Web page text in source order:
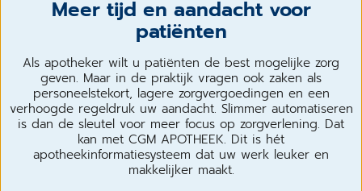
Meer tijd en aandacht voor
patiënten
Als apotheker wilt u patiënten de best mogelijke zorg
geven. Maar in de praktijk vragen ook zaken als
personeelstekort, lagere zorgvergoedingen en een
verhoogde regeldruk uw aandacht. Slimmer automatiseren
is dan de sleutel voor meer focus op zorgverlening. Dat
kan met CGM APOTHEEK. Dit is hét
apotheekinformatiesysteem dat uw werk leuker en
makkelijker maakt.